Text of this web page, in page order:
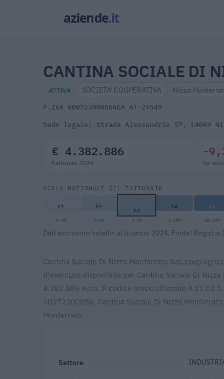
CANTINA SOCIALE DI
ATTIVA SOCIETA' COOPERATIVA Nizza
P.IVA 00072300056REA AT-29549
Sede legale: Strada Alessandria 57, 14049
€ 4.382.886
Fatturato 2024
-
SCALA NAZIONALE DEL FATTURATO
F1 F2 F3 F4 F5
0-1M 1-2M 2-5M 5-10M 10-25M
Dati economici relativi al bilancio 2024. Fonte:
Cantina Sociale Di Nizza Monferrato
d'esercizio disponibile per Cantina Sociale Di
4.382.886 euro. Il codice ateco utilizzato è
00072300056. Cantina Sociale Di Nizza
Monferrato.
Settore